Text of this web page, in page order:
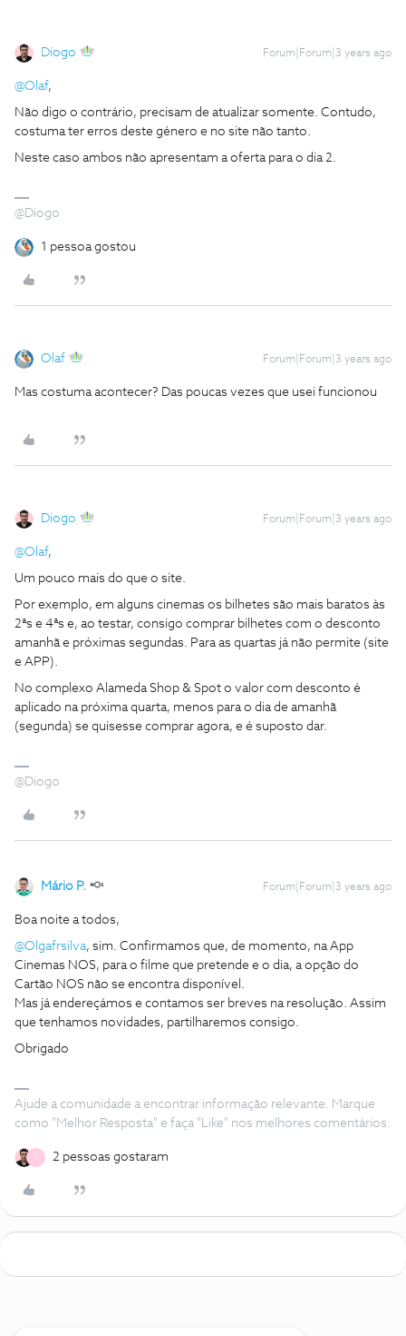
Diogo Forum|Forum|3 years ago
@Olaf,
Não digo o contrário, precisam de atualizar somente. Contudo,
costuma ter erros deste género e no site não tanto.
Neste caso ambos não apresentam a oferta para o dia 2.
@Diogo
1 pessoa gostou
Olaf Forum|Forum|3 years ago
Mas costuma acontecer? Das poucas vezes que usei funcionou
Diogo Forum|Forum|3 years ago
@Olaf,
Um pouco mais do que o site.
Por exemplo, em alguns cinemas os bilhetes são mais baratos às
2ªs e 4ªs e, ao testar, consigo comprar bilhetes com o desconto
amanhã e próximas segundas. Para as quartas já não permite (site
e APP).
No complexo Alameda Shop & Spot o valor com desconto é
aplicado na próxima quarta, menos para o dia de amanhã
(segunda) se quisesse comprar agora, e é suposto dar.
@Diogo
Mário P. Forum|Forum|3 years ago
Boa noite a todos,
@Olgafrsilva, sim. Confirmamos que, de momento, na App
Cinemas NOS, para o filme que pretende e o dia, a opção do
Cartão NOS não se encontra disponível.
Mas já endereçámos e contamos ser breves na resolução. Assim
que tenhamos novidades, partilharemos consigo.
Obrigado
Ajude a comunidade a encontrar informação relevante. Marque
como "Melhor Resposta" e faça "Like" nos melhores comentários.
O 2 pessoas gostaram